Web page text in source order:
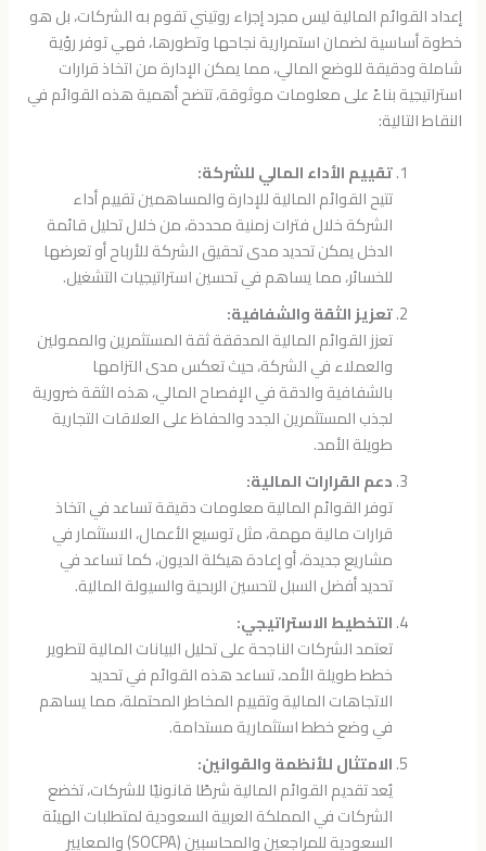
إعداد القوائم المالية ليس مجرد إجراء روتيني تقوم به الشركات، بل هو
خطوة أساسية لضمان استمرارية نجاحها وتطورها، فهي توفر رؤية
شاملة ودقيقة للوضع المالي، مما يمكن الإدارة من اتخاذ قرارات
استراتيجية بناءً على معلومات موثوقة، تتضح أهمية هذه القوائم في
النقاط التالية:
تقييم الأداء المالي للشركة:
تتيح القوائم المالية للإدارة والمساهمين تقييم أداء
الشركة خلال فترات زمنية محددة، من خلال تحليل قائمة
الدخل يمكن تحديد مدى تحقيق الشركة للأرباح أو تعرضها
للخسائر، مما يساهم في تحسين استراتيجيات التشغيل.
تعزيز الثقة والشفافية:
تعزز القوائم المالية المدققة ثقة المستثمرين والممولين
والعملاء في الشركة، حيث تعكس مدى التزامها
بالشفافية والدقة في الإفصاح المالي، هذه الثقة ضرورية
لجذب المستثمرين الجدد والحفاظ على العلاقات التجارية
طويلة الأمد.
دعم القرارات المالية:
توفر القوائم المالية معلومات دقيقة تساعد في اتخاذ
قرارات مالية مهمة، مثل توسيع الأعمال، الاستثمار في
مشاريع جديدة، أو إعادة هيكلة الديون، كما تساعد في
تحديد أفضل السبل لتحسين الربحية والسيولة المالية.
التخطيط الاستراتيجي:
تعتمد الشركات الناجحة على تحليل البيانات المالية لتطوير
خطط طويلة الأمد، تساعد هذه القوائم في تحديد
الاتجاهات المالية وتقييم المخاطر المحتملة، مما يساهم
في وضع خطط استثمارية مستدامة.
الامتثال للأنظمة والقوانين:
يُعد تقديم القوائم المالية شرطًا قانونيًا للشركات، تخضع
الشركات في المملكة العربية السعودية لمتطلبات الهيئة
السعودية للمراجعين والمحاسبين (SOCPA) والمعايير